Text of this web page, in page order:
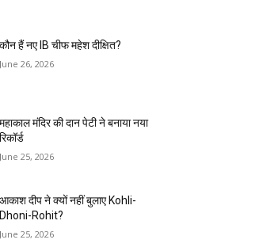
कौन हैं नए IB चीफ महेश दीक्षित?
June 26, 2026
महाकाल मंदिर की दान पेटी ने बनाया नया
रिकॉर्ड
June 25, 2026
आकाश दीप ने क्यों नहीं बुलाए Kohli-
Dhoni-Rohit?
June 25, 2026